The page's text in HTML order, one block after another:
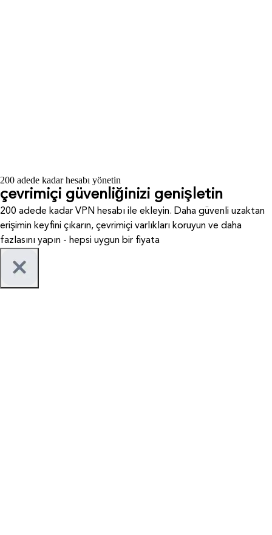
200 adede kadar hesabı yönetin
çevrimiçi güvenliğinizi genişletin
200 adede kadar VPN hesabı ile ekleyin. Daha güvenli uzaktan
erişimin keyfini çıkarın, çevrimiçi varlıkları koruyun ve daha
fazlasını yapın - hepsi uygun bir fiyata